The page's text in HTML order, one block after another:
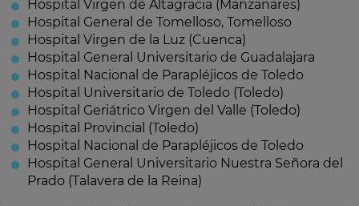
Hospital Virgen de Altagracia (Manzanares)
Hospital General de Tomelloso, Tomelloso
Hospital Virgen de la Luz (Cuenca)
Hospital General Universitario de Guadalajara
Hospital Nacional de Parapléjicos de Toledo
Hospital Universitario de Toledo (Toledo)
Hospital Geriátrico Virgen del Valle (Toledo)
Hospital Provincial (Toledo)
Hospital Nacional de Parapléjicos de Toledo
Hospital General Universitario Nuestra Señora del
Prado (Talavera de la Reina)